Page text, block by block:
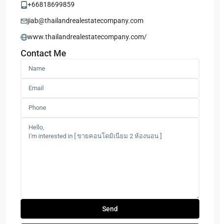
+66818699859
jiab@thailandrealestatecompany.com
www.thailandrealestatecompany.com/
Contact Me